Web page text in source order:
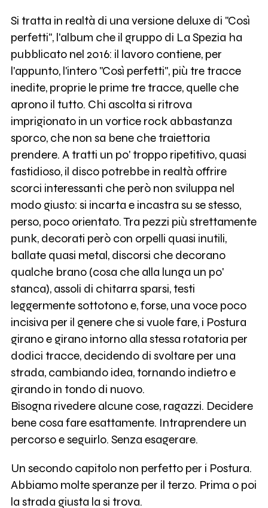
Si tratta in realtà di una versione deluxe di "Così
perfetti", l'album che il gruppo di La Spezia ha
pubblicato nel 2016: il lavoro contiene, per
l'appunto, l'intero "Così perfetti", più tre tracce
inedite, proprie le prime tre tracce, quelle che
aprono il tutto. Chi ascolta si ritrova
imprigionato in un vortice rock abbastanza
sporco, che non sa bene che traiettoria
prendere. A tratti un po' troppo ripetitivo, quasi
fastidioso, il disco potrebbe in realtà offrire
scorci interessanti che però non sviluppa nel
modo giusto: si incarta e incastra su se stesso,
perso, poco orientato. Tra pezzi più strettamente
punk, decorati però con orpelli quasi inutili,
ballate quasi metal, discorsi che decorano
qualche brano (cosa che alla lunga un po'
stanca), assoli di chitarra sparsi, testi
leggermente sottotono e, forse, una voce poco
incisiva per il genere che si vuole fare, i Postura
girano e girano intorno alla stessa rotatoria per
dodici tracce, decidendo di svoltare per una
strada, cambiando idea, tornando indietro e
girando in tondo di nuovo.
Bisogna rivedere alcune cose, ragazzi. Decidere
bene cosa fare esattamente. Intraprendere un
percorso e seguirlo. Senza esagerare.
Un secondo capitolo non perfetto per i Postura.
Abbiamo molte speranze per il terzo. Prima o poi
la strada giusta la si trova.